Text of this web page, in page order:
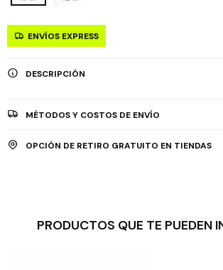
ENVÍOS EXPRESS
DESCRIPCIÓN
MÉTODOS Y COSTOS DE ENVÍO
OPCIÓN DE RETIRO GRATUITO EN TIENDAS
PRODUCTOS QUE TE PUEDEN